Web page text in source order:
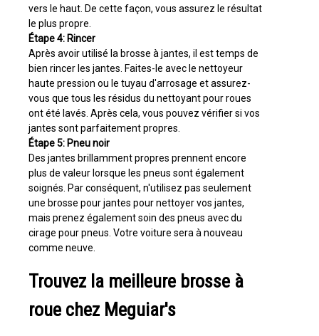
vers le haut. De cette façon, vous assurez le résultat
le plus propre.
Étape 4: Rincer
Après avoir utilisé la brosse à jantes, il est temps de
bien rincer les jantes. Faites-le avec le nettoyeur
haute pression ou le tuyau d'arrosage et assurez-
vous que tous les résidus du nettoyant pour roues
ont été lavés. Après cela, vous pouvez vérifier si vos
jantes sont parfaitement propres.
Étape 5: Pneu noir
Des jantes brillamment propres prennent encore
plus de valeur lorsque les pneus sont également
soignés. Par conséquent, n'utilisez pas seulement
une brosse pour jantes pour nettoyer vos jantes,
mais prenez également soin des pneus avec du
cirage pour pneus. Votre voiture sera à nouveau
comme neuve.
Trouvez la meilleure brosse à
roue chez Meguiar's